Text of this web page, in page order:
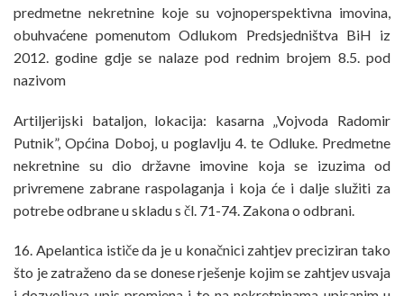
predmetne nekretnine koje su vojnoperspektivna imovina,
obuhvaćene pomenutom Odlukom Predsjedništva BiH iz
2012. godine gdje se nalaze pod rednim brojem 8.5. pod
nazivom
Artiljerijski bataljon, lokacija: kasarna „Vojvoda Radomir
Putnik”, Općina Doboj, u poglavlju 4. te Odluke. Predmetne
nekretnine su dio državne imovine koja se izuzima od
privremene zabrane raspolaganja i koja će i dalje služiti za
potrebe odbrane u skladu s čl. 71-74. Zakona o odbrani.
16. Apelantica ističe da je u konačnici zahtjev preciziran tako
što je zatraženo da se donese rješenje kojim se zahtjev usvaja